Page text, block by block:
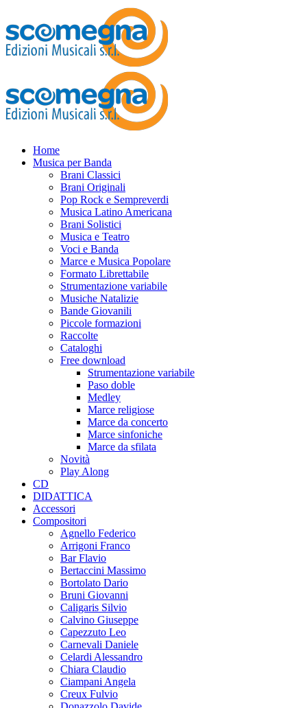
Home
Musica per Banda
Brani Classici
Brani Originali
Pop Rock e Sempreverdi
Musica Latino Americana
Brani Solistici
Musica e Teatro
Voci e Banda
Marce e Musica Popolare
Formato Librettabile
Strumentazione variabile
Musiche Natalizie
Bande Giovanili
Piccole formazioni
Raccolte
Cataloghi
Free download
Strumentazione variabile
Paso doble
Medley
Marce religiose
Marce da concerto
Marce sinfoniche
Marce da sfilata
Novità
Play Along
CD
DIDATTICA
Accessori
Compositori
Agnello Federico
Arrigoni Franco
Bar Flavio
Bertaccini Massimo
Bortolato Dario
Bruni Giovanni
Caligaris Silvio
Calvino Giuseppe
Capezzuto Leo
Carnevali Daniele
Celardi Alessandro
Chiara Claudio
Ciampani Angela
Creux Fulvio